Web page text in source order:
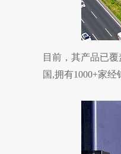
目前，其产品已
国,拥有1000+家经